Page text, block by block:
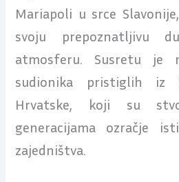
Mariapoli u srce
svoju prepoznatljivu
atmosferu. Susretu je
sudionika pristiglih iz
Hrvatske, koji su
generacijama ozračje
zajedništva.